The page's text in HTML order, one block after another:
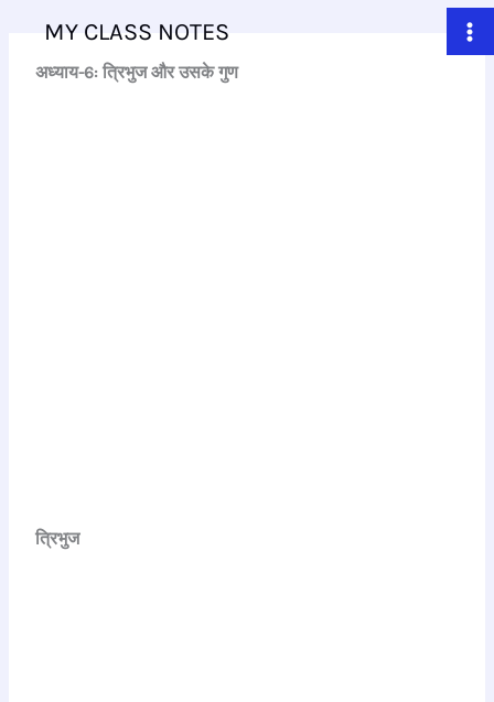
content
MY CLASS NOTES
अध्याय-6: त्रिभुज और उसके गुण
त्रिभुज